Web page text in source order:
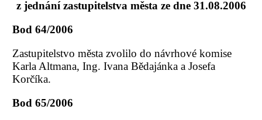
z jednání zastupitelstva města ze dne 31.08.2006
Bod 64/2006
Zastupitelstvo města zvolilo do návrhové komise
Karla Altmana, Ing. Ivana Bědajánka a Josefa
Korčíka.
Bod 65/2006